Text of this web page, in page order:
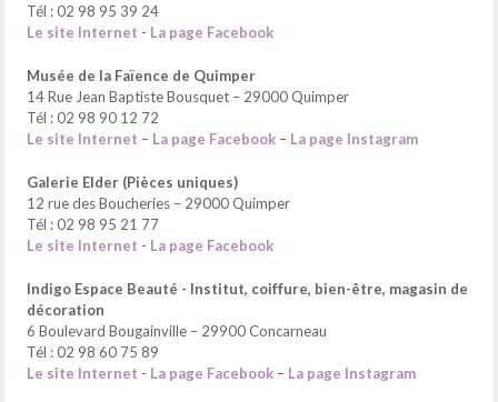
Tél : 02 98 95 39 24
Le site Internet - La page Facebook
Musée de la Faïence de Quimper
14 Rue Jean Baptiste Bousquet – 29000 Quimper
Tél : 02 98 90 12 72
Le site Internet – La page Facebook – La page Instagram
Galerie Elder (Pièces uniques)
12 rue des Boucheries – 29000 Quimper
Tél : 02 98 95 21 77
Le site Internet - La page Facebook
Indigo Espace Beauté - Institut, coiffure, bien-être, magasin de
décoration
6 Boulevard Bougainville – 29900 Concarneau
Tél : 02 98 60 75 89
Le site Internet - La page Facebook – La page Instagram